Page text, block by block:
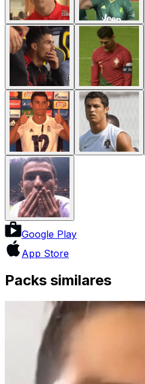
Google Play
App Store
Packs similares